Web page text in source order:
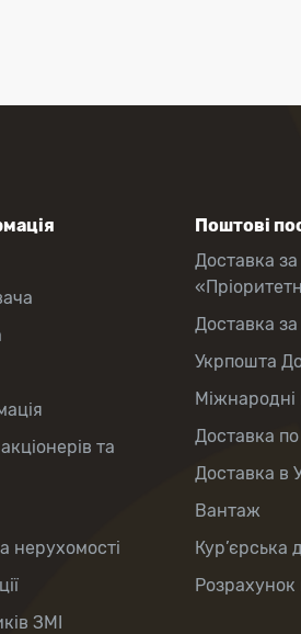
та
нерухомості
ЗМІ
Поштові
Доставка
Доставка
Укрпошта
Міжнародні
Доставка по
Доставка в
Вантаж
Кур’єрська
Розрахунок